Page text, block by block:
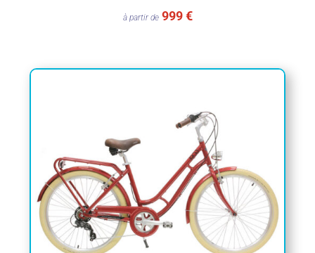
à partir de 999 €